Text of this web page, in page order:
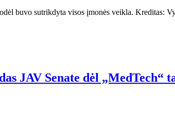
buvo sutrikdyta visos įmonės veikla. Kreditas:
JAV Senate dėl „MedTech“